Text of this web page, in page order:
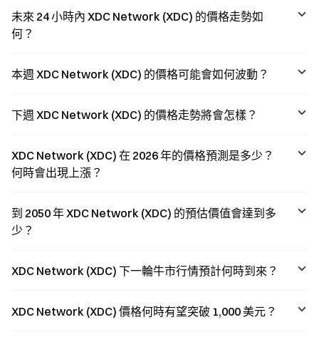
未來 24 小時內 XDC Network (XDC) 的價格走勢如
何？
本週 XDC Network (XDC) 的價格可能會如何波動？
下週 XDC Network (XDC) 的價格走勢將會怎樣？
XDC Network (XDC) 在 2026 年的價格預測是多少？
何時會出現上漲？
到 2050 年 XDC Network (XDC) 的預估價值會達到多
少？
XDC Network (XDC) 下一輪牛市行情預計何時到來？
XDC Network (XDC) 價格何時有望突破 1,000 美元？